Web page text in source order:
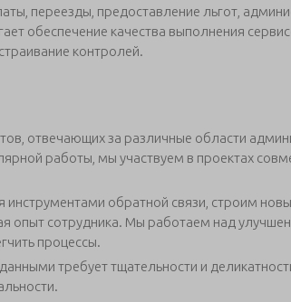
переезды, предоставление льгот,
обеспечение качества выполнения
контролей.
отвечающих за различные области
работы, мы участвуем в проектах
инструментами обратной связи, строим
опыт сотрудника. Мы работаем над
процессы.
требует тщательности и